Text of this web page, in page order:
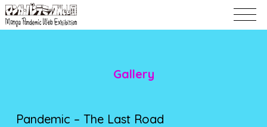
Gallery
Pandemic – The Last Road